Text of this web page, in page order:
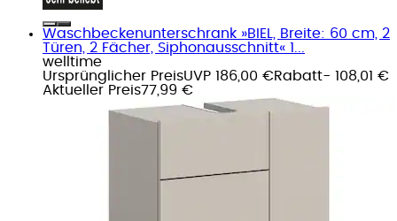
Waschbeckenunterschrank »BIEL, Breite: 60 cm, 2
Türen, 2 Fächer, Siphonausschnitt« 1...
welltime
Ursprünglicher PreisUVP 186,00 €Rabatt- 108,01 €
Aktueller Preis77,99 €